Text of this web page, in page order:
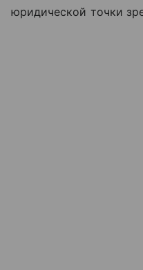
юридической точки